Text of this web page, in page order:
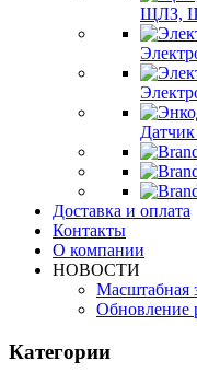
ЩЛЗ,
Доставка и оплата
Контакты
О компании
НОВОСТИ
Масштабная
Обновление
Категории